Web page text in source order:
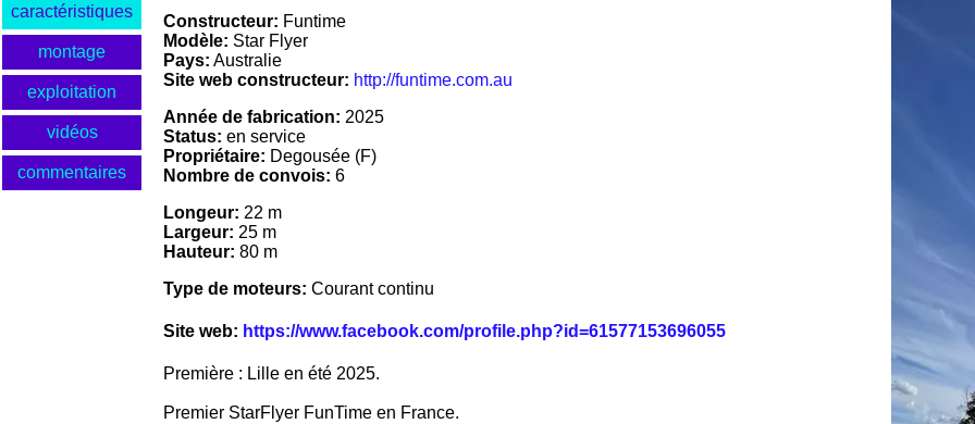
caractéristiques
montage
exploitation
vidéos
commentaires
Constructeur: Funtime
Modèle: Star Flyer
Pays: Australie
Site web constructeur: http://funtime.com.au
Année de fabrication: 2025
Status: en service
Propriétaire: Degousée (F)
Nombre de convois: 6
Longeur: 22 m
Largeur: 25 m
Hauteur: 80 m
Type de moteurs: Courant continu
Site web: https://www.facebook.com/profile.php?id=61577153696055
Première : Lille en été 2025.
Premier StarFlyer FunTime en France.